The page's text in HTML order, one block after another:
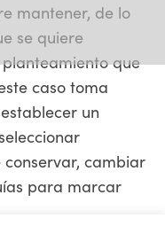
mantener, de lo
se quiere
que
caso toma
un
cambiar
para marcar